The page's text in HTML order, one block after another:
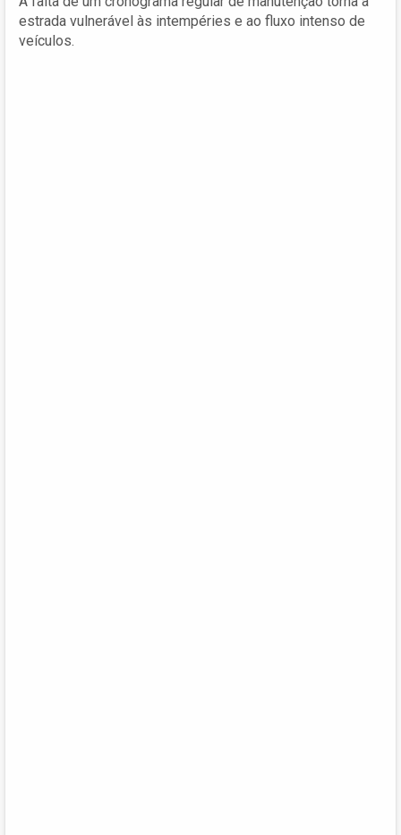
estrada vulnerável às intempéries e ao fluxo intenso de
veículos.